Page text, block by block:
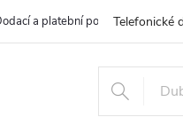
a platební podmínky